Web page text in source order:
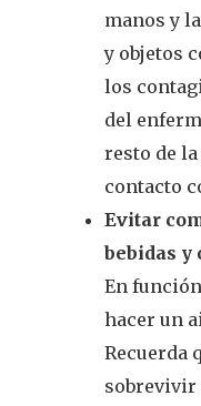
manos y
y objetos
los
del
resto de
contacto
Evitar
bebidas y
En
hacer un
Recuerda
sobrevivir